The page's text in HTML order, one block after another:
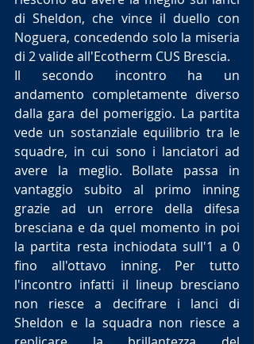
di Sheldon, che vince il duello con
Noguera, concedendo solo la miseria
di 2 valide all'Ecotherm CUS Brescia.
Il secondo incontro ha un
andamento completamente diverso
dalla gara del pomeriggio. La partita
vede un sostanziale equilibrio tra le
squadre, in cui sono i lanciatori ad
avere la meglio. Bollate passa in
vantaggio subito al primo inning
grazie ad un errore della difesa
bresciana e da quel momento in poi
la partita resta inchiodata sull'1 a 0
fino all'ottavo inning. Per tutto
l'incontro infatti il lineup bresciano
non riesce a decifrare i lanci di
Sheldon e la squadra non riesce a